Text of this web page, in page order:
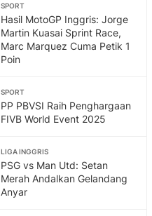
SPORT
Hasil MotoGP Inggris: Jorge
Martin Kuasai Sprint Race,
Marc Marquez Cuma Petik 1
Poin
SPORT
PP PBVSI Raih Penghargaan
FIVB World Event 2025
LIGA INGGRIS
PSG vs Man Utd: Setan
Merah Andalkan Gelandang
Anyar